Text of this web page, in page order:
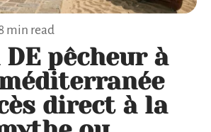
min read
pêcheur à
direct à la